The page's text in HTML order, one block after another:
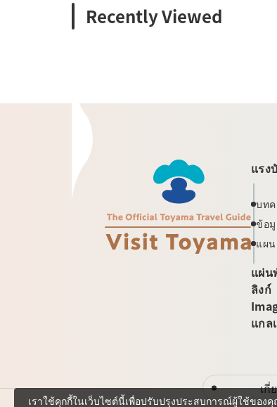
Recently Viewed
แรง
บท
ข้อ
แผ
แผ่น
ลิงก์
แกล
เกี่
เราใช้คุกกี้ในเว็บไซต์นี้เพื่อปรับปรุงประสบการณ์ผู้ใช้ของ